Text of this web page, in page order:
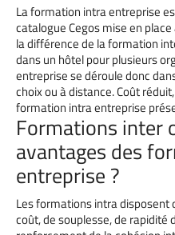
La formation intra entreprise
catalogue Cegos mise en
la différence de la formation
dans un hôtel pour plusieurs
entreprise se déroule donc
choix ou à distance. Coût
formation intra entreprise
Formations inter
avantages des
entreprise ?
Les formations intra disposent
coût, de souplesse, de